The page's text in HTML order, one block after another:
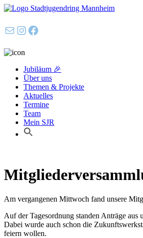
E-MailInstagram
Facebook
Jubiläum 🎉
Über uns
Themen & Projekte
Aktuelles
Termine
Team
Mein SJR
Am vergangenen Mittwoch fand unsere
Auf der Tagesordnung standen Anträge aus
Dabei wurde auch schon die
feiern wollen.